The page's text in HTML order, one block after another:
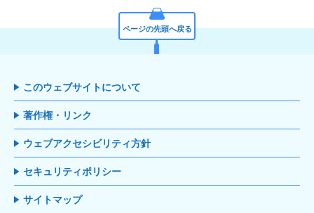
ページの先頭へ戻る
このウェブサイトについて
著作権・リンク
ウェブアクセシビリティ方針
セキュリティポリシー
サイトマップ